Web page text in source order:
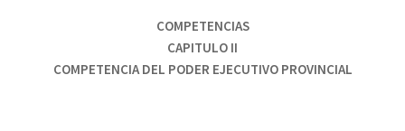
COMPETENCIAS
CAPITULO II
COMPETENCIA DEL PODER EJECUTIVO PROVINCIAL